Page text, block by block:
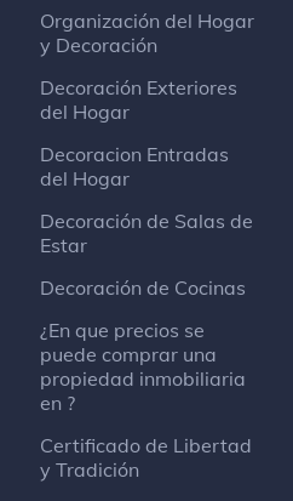
Organización del Hogar
y Decoración
Decoración Exteriores
del Hogar
Decoracion Entradas
del Hogar
Decoración de Salas de
Estar
Decoración de Cocinas
¿En que precios se
puede comprar una
propiedad inmobiliaria
en ?
Certificado de Libertad
y Tradición